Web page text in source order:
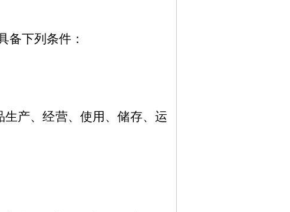
备下列条件：
生产、经营、使用、储存、运